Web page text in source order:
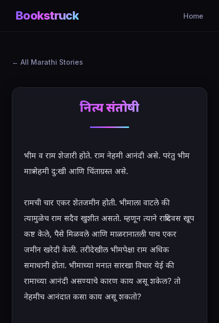
Bookstruck Home
All Marathi Stories
नित्य संतोषी
भीम व राम शेजारी होते. राम नेहमी आनंदी असे. परंतु भीम
मात्र नेहमी दु:खी आणि चिंताग्रस्त असे.
रामची चार एकर शेतजमीन होती. भीमाला वाटले की
त्यामुळेच राम सदैव खुशीत असतो. म्हणून त्याने रात्रंदिवस खूप
कष्ट केले, पैसे मिळवले आणि माळरानातली पाच एकर
जमीन खरेदी केली. तरीदेखील भीमपेक्षा राम अधिक
समाधानी होता. भीमाच्या मनात सारखा विचार येई की
रामाच्या आनंदी असण्याचे कारण काय असू शकेल? तो
नेहमीच आनंदात कसा काय असू शकतो?